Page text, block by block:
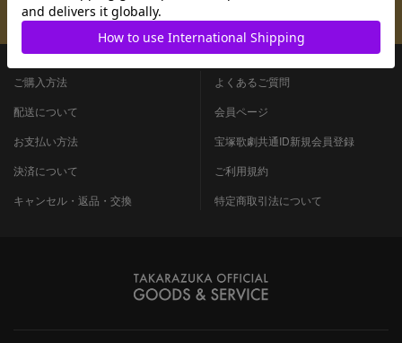
メールマガジンのご案内
ご購入方法
配送について
お支払い方法
決済について
キャンセル・返品・交換
よくあるご質問
会員ページ
宝塚歌劇共通ID新規会員登録
ご利用規約
特定商取引法について